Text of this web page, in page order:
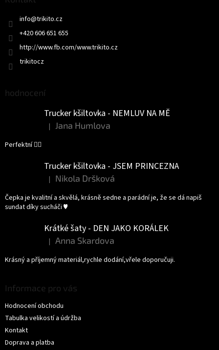
info@trikito.cz
+420 606 651 655
http://www.fb.com/www.trikito.cz
trikitocz
hodnocení
Trucker kšiltovka - NEMLUV NA MĚ
Hodnocení produktu je 5 z 5 hvězdiček.
| Jana Humlova
Perfektní 👌🏻
Trucker kšiltovka - JSEM PRINCEZNA
Hodnocení produktu je 5 z 5 hvězdiček.
| Nikola Dršková
Čepka je kvalitní a skvělá, krásně sedne a parádní je, že se dá napiš
sundat díky sucháči ♥️
Krátké šaty - DEN JAKO KORÁLEK
Hodnocení produktu je 5 z 5 hvězdiček.
| Anna Skardova
Krásný a příjemný materiál,rychle dodání,vřele doporučuji.
Informace pro vás
Hodnocení obchodu
Tabulka velikostí a údržba
Kontakt
Doprava a platba